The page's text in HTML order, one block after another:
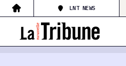
LNT NEWS